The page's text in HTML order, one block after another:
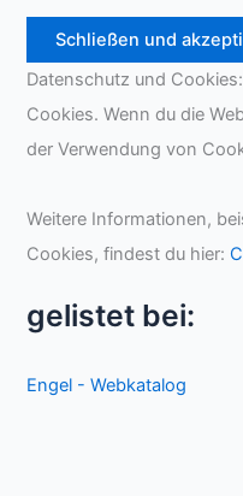
Datenschutz und
Cookies. Wenn du die
der Verwendung von
Weitere Informationen,
Cookies, findest du hier:
gelistet bei:
Engel - Webkatalog